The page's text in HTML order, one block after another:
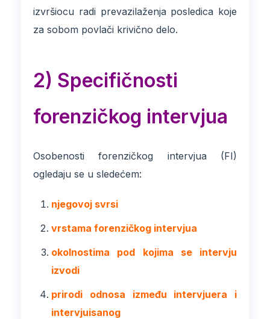
izvršiocu radi prevazilaženja posledica koje
za sobom povlači krivično delo.
2) Specifičnosti
forenzičkog intervjua
Osobenosti forenzičkog intervjua (FI)
ogledaju se u sledećem:
njegovoj svrsi
vrstama forenzičkog intervjua
okolnostima pod kojima se intervju
izvodi
prirodi odnosa između intervjuera i
intervjuisanog